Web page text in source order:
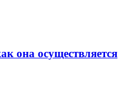
она осуществляется